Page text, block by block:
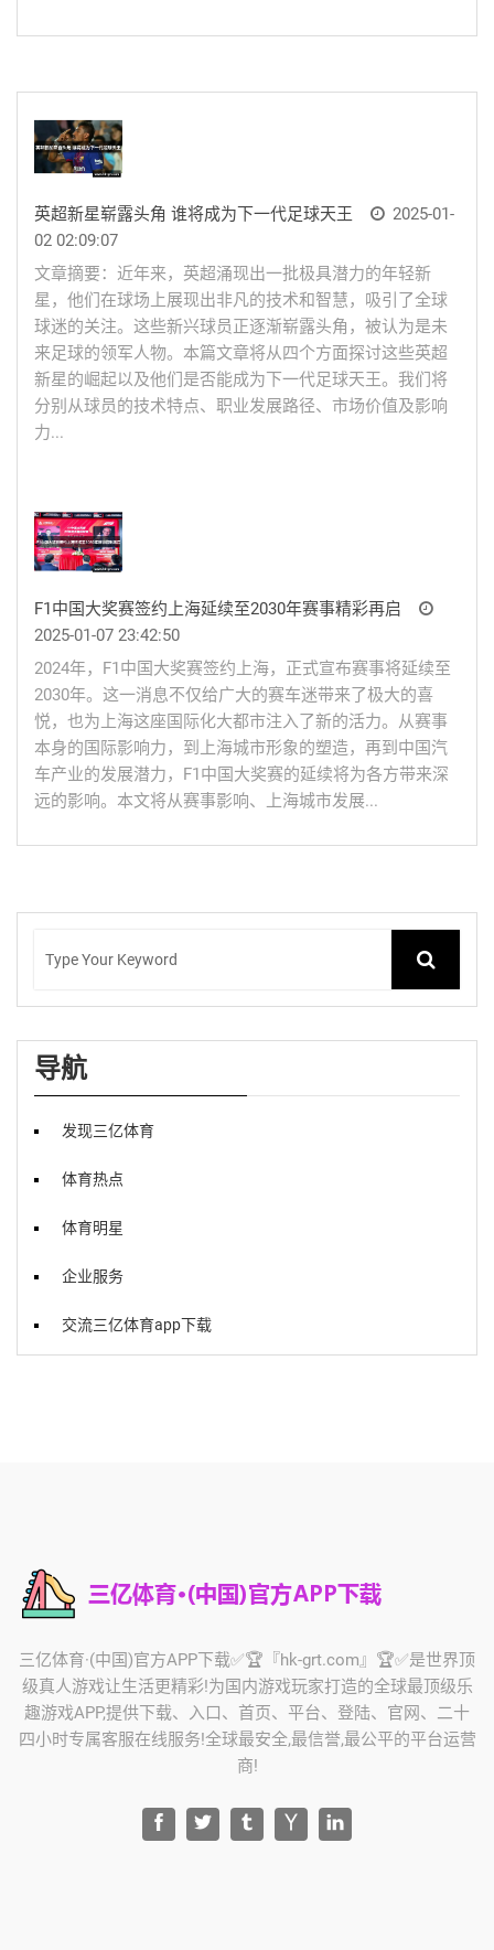
英超新星崭露头角 谁将成为下一代足球天王
2025-01-
02 02:09:07
文章摘要：近年来，英超涌现出一批极具潜力的年轻新
星，他们在球场上展现出非凡的技术和智慧，吸引了全球
球迷的关注。这些新兴球员正逐渐崭露头角，被认为是未
来足球的领军人物。本篇文章将从四个方面探讨这些英超
新星的崛起以及他们是否能成为下一代足球天王。我们将
分别从球员的技术特点、职业发展路径、市场价值及影响
力...
F1中国大奖赛签约上海延续至2030年赛事精彩再启
2025-01-07 23:42:50
2024年，F1中国大奖赛签约上海，正式宣布赛事将延续至
2030年。这一消息不仅给广大的赛车迷带来了极大的喜
悦，也为上海这座国际化大都市注入了新的活力。从赛事
本身的国际影响力，到上海城市形象的塑造，再到中国汽
车产业的发展潜力，F1中国大奖赛的延续将为各方带来深
远的影响。本文将从赛事影响、上海城市发展...
导航
发现三亿体育
体育热点
体育明星
企业服务
交流三亿体育app下载
三亿体育·(中国)官方APP下载✅🏆『hk-grt.com』🏆✅是世界顶
级真人游戏让生活更精彩!为国内游戏玩家打造的全球最顶级乐
趣游戏APP,提供下载、入口、首页、平台、登陆、官网、二十
四小时专属客服在线服务!全球最安全,最信誉,最公平的平台运营
商!